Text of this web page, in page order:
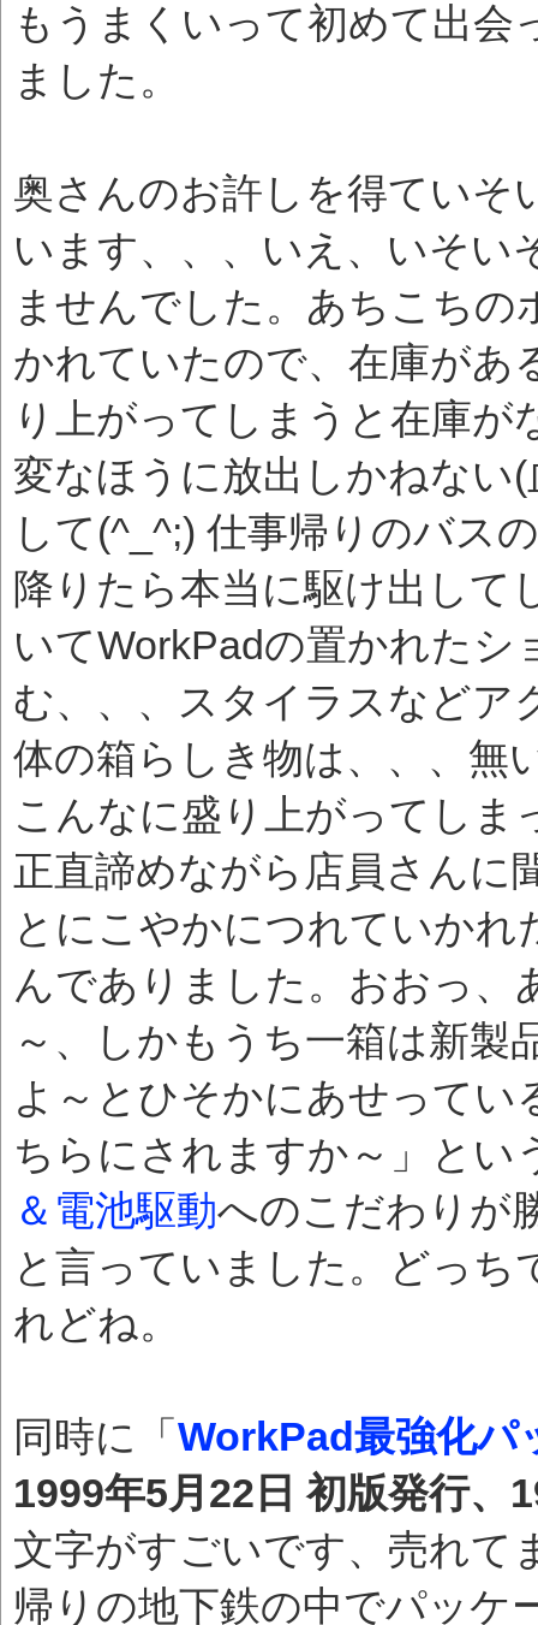
もうまくいって初めて出会
ました。
奥さんのお許しを得ていそ
います、、、いえ、いそい
ませんでした。あちこちの
かれていたので、在庫があ
り上がってしまうと在庫
変なほうに放出しかねない
して(^_^;) 仕事帰りのバス
降りたら本当に駆け出して
いてWorkPadの置かれた
む、、、スタイラスなどア
体の箱らしき物は、、、無
こんなに盛り上がってしま
正直諦めながら店員さんに
とにこやかにつれていか
んでありました。おおっ
～、しかもうち一箱は新製
よ～とひそかにあせって
ちらにされますか～」とい
＆電池駆動へのこだわりが
と言っていました。どっ
れどね。
同時に「 WorkPad最強化パ
1999年5月22日 初版発行、
文字がすごいです、売れて
帰りの地下鉄の中でパッケ